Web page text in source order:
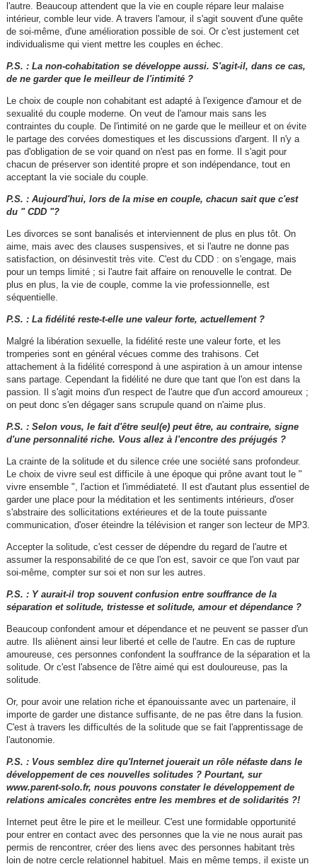
l'autre. Beaucoup attendent que la vie en couple répare leur malaise
intérieur, comble leur vide. A travers l'amour, il s'agit souvent d'une quête
de soi-même, d'une amélioration possible de soi. Or c'est justement cet
individualisme qui vient mettre les couples en échec.
P.S. : La non-cohabitation se développe aussi. S'agit-il, dans ce cas,
de ne garder que le meilleur de l'intimité ?
Le choix de couple non cohabitant est adapté à l'exigence d'amour et de
sexualité du couple moderne. On veut de l'amour mais sans les
contraintes du couple. De l'intimité on ne garde que le meilleur et on évite
le partage des corvées domestiques et les discussions d'argent. Il n'y a
pas d'obligation de se voir quand on n'est pas en forme. Il s'agit pour
chacun de préserver son identité propre et son indépendance, tout en
acceptant la vie sociale du couple.
P.S. : Aujourd'hui, lors de la mise en couple, chacun sait que c'est
du " CDD "?
Les divorces se sont banalisés et interviennent de plus en plus tôt. On
aime, mais avec des clauses suspensives, et si l'autre ne donne pas
satisfaction, on désinvestit très vite. C'est du CDD : on s'engage, mais
pour un temps limité ; si l'autre fait affaire on renouvelle le contrat. De
plus en plus, la vie de couple, comme la vie professionnelle, est
séquentielle.
P.S. : La fidélité reste-t-elle une valeur forte, actuellement ?
Malgré la libération sexuelle, la fidélité reste une valeur forte, et les
tromperies sont en général vécues comme des trahisons. Cet
attachement à la fidélité correspond à une aspiration à un amour intense
sans partage. Cependant la fidélité ne dure que tant que l'on est dans la
passion. Il s'agit moins d'un respect de l'autre que d'un accord amoureux ;
on peut donc s'en dégager sans scrupule quand on n'aime plus.
P.S. : Selon vous, le fait d'être seul(e) peut être, au contraire, signe
d'une personnalité riche. Vous allez à l'encontre des préjugés ?
La crainte de la solitude et du silence crée une société sans profondeur.
Le choix de vivre seul est difficile à une époque qui prône avant tout le "
vivre ensemble ", l'action et l'immédiateté. Il est d'autant plus essentiel de
garder une place pour la méditation et les sentiments intérieurs, d'oser
s'abstraire des sollicitations extérieures et de la toute puissante
communication, d'oser éteindre la télévision et ranger son lecteur de MP3.
Accepter la solitude, c'est cesser de dépendre du regard de l'autre et
assumer la responsabilité de ce que l'on est, savoir ce que l'on vaut par
soi-même, compter sur soi et non sur les autres.
P.S. : Y aurait-il trop souvent confusion entre souffrance de la
séparation et solitude, tristesse et solitude, amour et dépendance ?
Beaucoup confondent amour et dépendance et ne peuvent se passer d'un
autre. Ils aliènent ainsi leur liberté et celle de l'autre. En cas de rupture
amoureuse, ces personnes confondent la souffrance de la séparation et la
solitude. Or c'est l'absence de l'être aimé qui est douloureuse, pas la
solitude.
Or, pour avoir une relation riche et épanouissante avec un partenaire, il
importe de garder une distance suffisante, de ne pas être dans la fusion.
C'est à travers les difficultés de la solitude que se fait l'apprentissage de
l'autonomie.
P.S. : Vous semblez dire qu'Internet jouerait un rôle néfaste dans le
développement de ces nouvelles solitudes ? Pourtant, sur
www.parent-solo.fr, nous pouvons constater le développement de
relations amicales concrètes entre les membres et de solidarités ?!
Internet peut être le pire et le meilleur. C'est une formidable opportunité
pour entrer en contact avec des personnes que la vie ne nous aurait pas
permis de rencontrer, créer des liens avec des personnes habitant très
loin de notre cercle relationnel habituel. Mais en même temps, il existe un